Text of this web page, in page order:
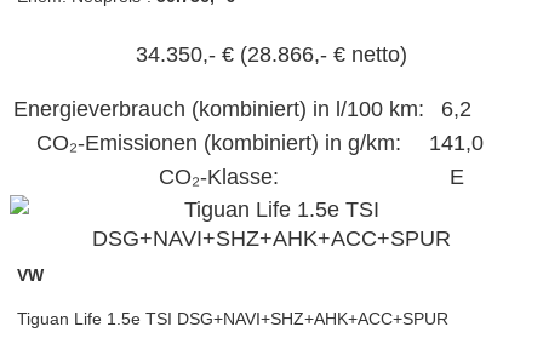
34.350,- € (28.866,- € netto)
Energieverbrauch (kombiniert) in l/100 km:
6,2
CO₂-Emissionen (kombiniert) in g/km:
141,0
CO₂-Klasse:
E
VW
Tiguan Life 1.5e TSI DSG+NAVI+SHZ+AHK+ACC+SPUR